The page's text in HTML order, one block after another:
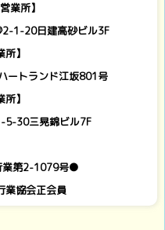
業所】
2-1-20日建高砂ビル3F
】
トランド江坂801号
】
5-30三晃錦ビル7F
業第2-1079号●
協会正会員